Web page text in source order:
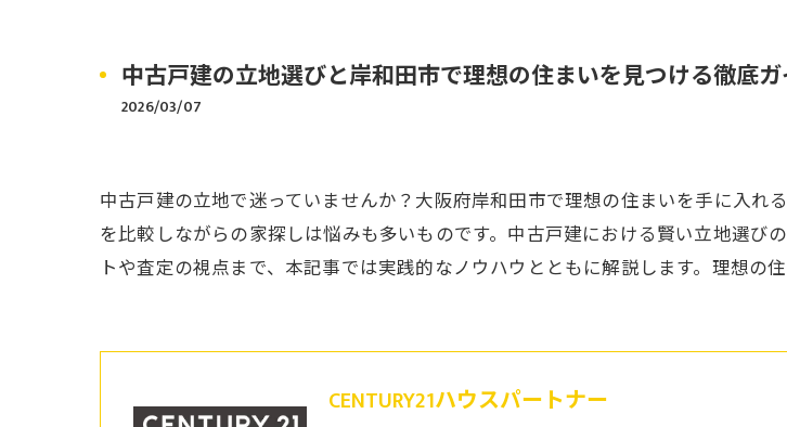
中古戸建の立地選びと岸和田市で理想の住まいを見つける徹底
2026/03/07
中古戸建の立地で迷っていませんか？大阪府岸和田市で理想の住まいを手に入
を比較しながらの家探しは悩みも多いものです。中古戸建における賢い立地選
トや査定の視点まで、本記事では実践的なノウハウとともに解説します。理想の
CENTURY21ハウスパートナー